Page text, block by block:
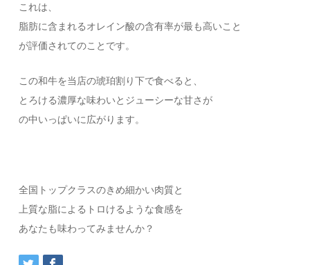
これは、
脂肪に含まれるオレイン酸の含有率が最も高いこと
が評価されてのことです。
この和牛を当店の琥珀割り下で食べると、
とろける濃厚な味わいとジューシーな甘さが
の中いっぱいに広がります。
全国トップクラスのきめ細かい肉質と
上質な脂によるトロけるような食感を
あなたも味わってみませんか？